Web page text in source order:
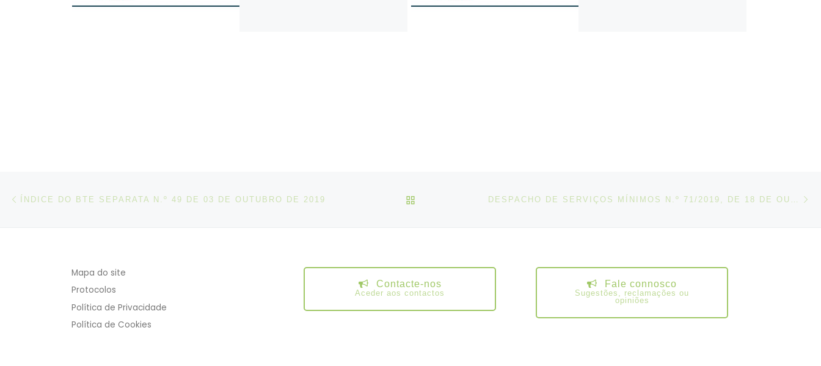
Post navigation
ÍNDICE DO BTE SEPARATA N.º 49 DE 03 DE OUTUBRO DE 2019 VOLTAR À LISTA DE ARTIGOS
Mapa do site
Protocolos
Política de Privacidade
Política de Cookies
Contacte-nos
Aceder aos contactos
Fale connosco
Sugestões, reclamações ou
opiniões